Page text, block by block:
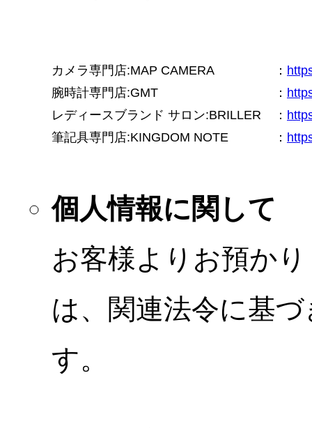
カメラ専門店:MAP CAMERA ：
腕時計専門店:GMT
：
レディースブランド サロン:BRILLER
：
筆記具専門店:KINGDOM NOTE
：
個人情報に関して
お客様よりお預か
は、関連法令に基
す。